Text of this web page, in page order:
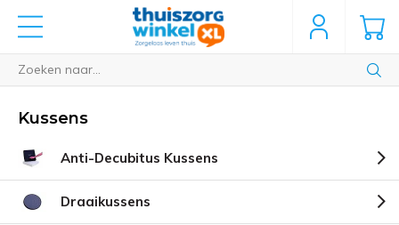
Kussens
Anti-Decubitus Kussens
Draaikussens